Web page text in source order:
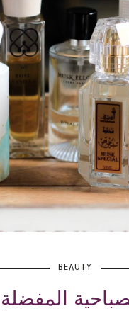
BEAUTY